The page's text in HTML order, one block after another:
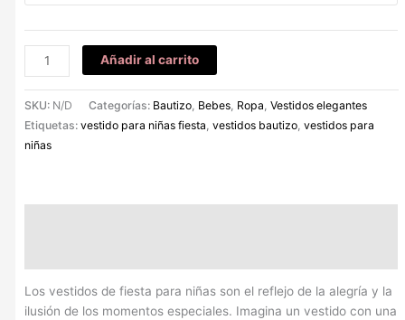
Añadir al carrito
SKU: N/D Categorías: Bautizo Bebes Ropa ,Vestidos elegantes
Etiquetas:vestido para niñas fiesta ,vestidos bautizo ,vestidos para
niñas
Los vestidos de fiesta para niñas son el reflejo de la alegría y la
ilusión de los momentos especiales. Imagina un vestido con una